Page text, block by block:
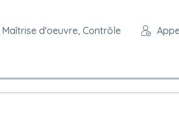
Maîtrise d'oeuvre, Contrôle